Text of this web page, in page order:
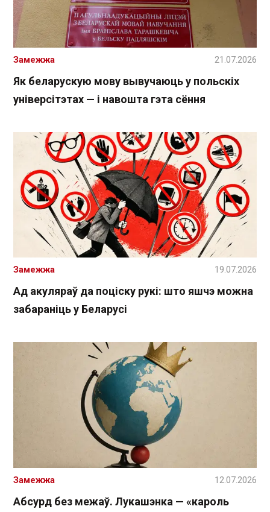
Як беларускую мову вывучаюць у польскіх
універсітэтах — і навошта гэта сёння
Замежжа 21.07.2026
Ад акуляраў да поціску рукі: што яшчэ можна
забараніць у Беларусі
Замежжа 19.07.2026
Абсурд без межаў. Лукашэнка — «кароль
Замежжа 12.07.2026